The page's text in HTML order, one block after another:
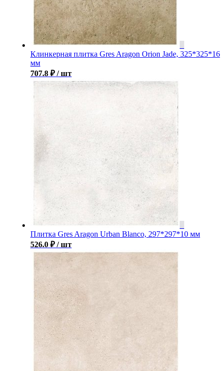
Клинкерная плитка Gres Aragon Orion Jade, 325*325*16
мм
707.8 ₽ / шт
Плитка Gres Aragon Urban Blanco, 297*297*10 мм
526.0 ₽ / шт